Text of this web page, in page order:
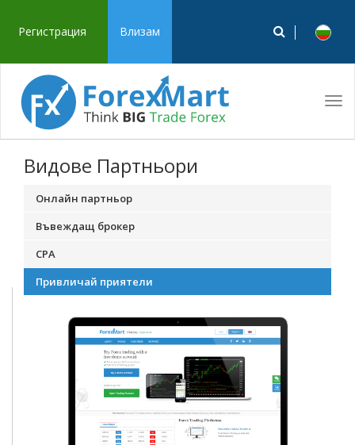
Регистрация Влизам
Видове Партньори
Онлайн партньор
Въвеждащ брокер
CPA
Привличай приятели